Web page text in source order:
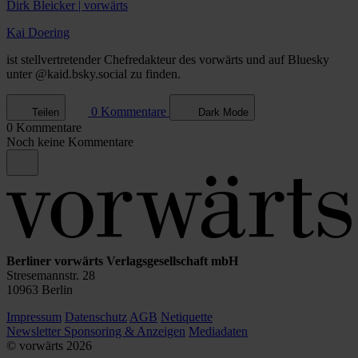
Dirk Bleicker | vorwärts
Kai Doering
ist stellvertretender Chefredakteur des vorwärts und auf Bluesky
unter @kaid.bsky.social zu finden.
Teilen 0 Kommentare Dark Mode
0 Kommentare
Noch keine Kommentare
Berliner vorwärts Verlagsgesellschaft mbH
Stresemannstr. 28
10963 Berlin
Impressum Datenschutz AGB Netiquette
Newsletter Sponsoring & Anzeigen Mediadaten
© vorwärts 2026